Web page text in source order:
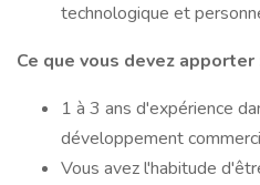
technologique et
Ce que vous devez apporter
1 à 3 ans d'expérience
développement
Vous avez l'habitude